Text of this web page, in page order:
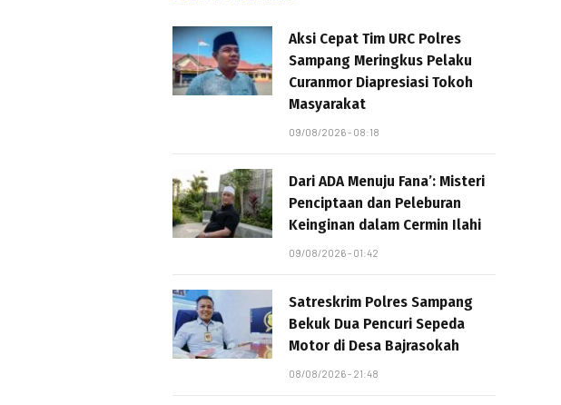
Aksi Cepat Tim URC Polres
Sampang Meringkus Pelaku
Curanmor Diapresiasi Tokoh
Masyarakat
09/08/2026 - 08:18
Dari ADA Menuju Fana’: Misteri
Penciptaan dan Peleburan
Keinginan dalam Cermin Ilahi
09/08/2026 - 01:42
Satreskrim Polres Sampang
Bekuk Dua Pencuri Sepeda
Motor di Desa Bajrasokah
08/08/2026 - 21:48